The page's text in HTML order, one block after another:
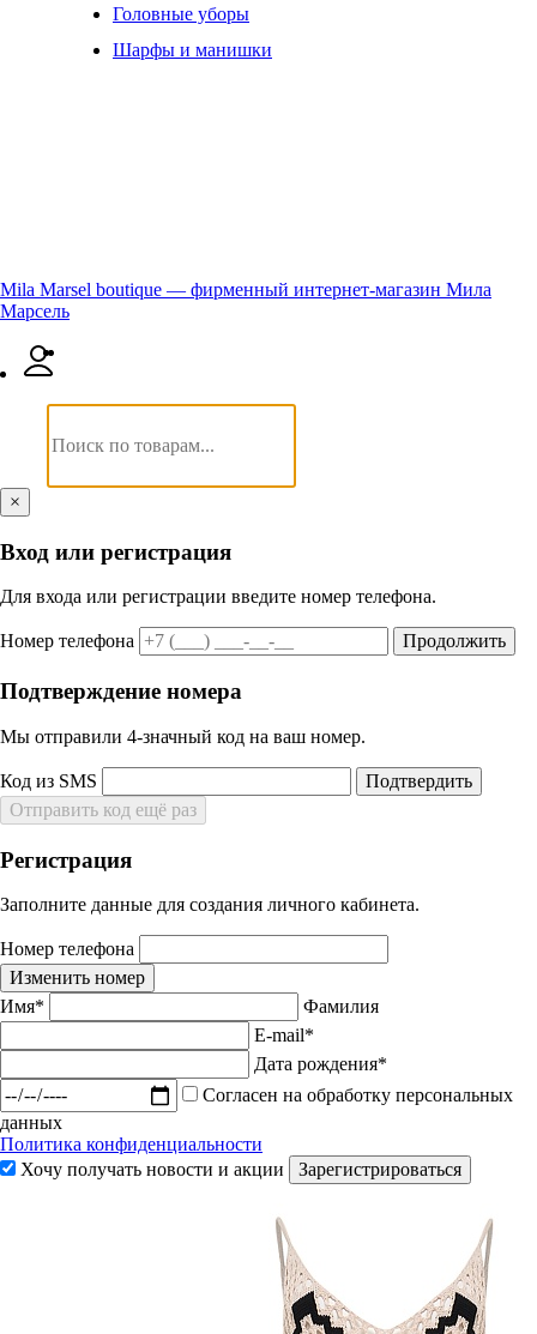
Головные уборы
Шарфы и манишки
Mila Marsel boutique — фирменный интернет-магазин Мила
Марсель
×
Вход или регистрация
Для входа или регистрации введите номер телефона.
Номер телефона Продолжить
Подтверждение номера
Мы отправили 4‑значный код на ваш номер.
Код из SMS
Подтвердить
Отправить код ещё раз
Регистрация
Заполните данные для создания личного кабинета.
Номер телефона
Изменить номер
Имя*
Фамилия
E-mail*
Дата рождения*
Согласен на обработку персональных
данных
Политика конфиденциальности
Хочу получать новости и акции
Зарегистрироваться